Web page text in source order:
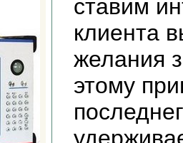
ставим
клиента
желания
этому